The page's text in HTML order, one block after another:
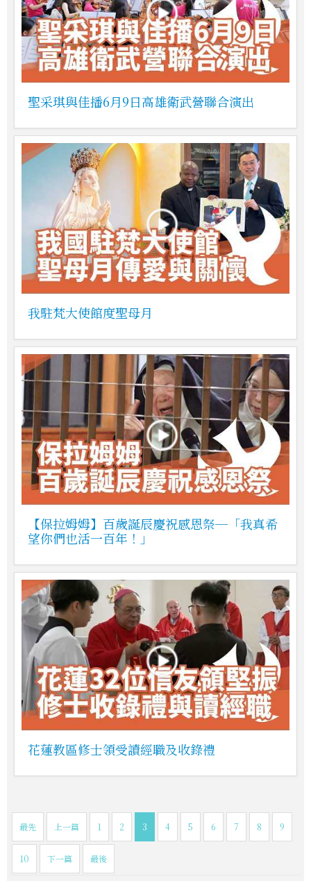
聖采琪與佳播6月9日高雄衛武營聯合演出
我駐梵大使館度聖母月
【保拉姆姆】百歲誕辰慶祝感恩祭─「我真希
望你們也活一百年！」
花蓮教區修士領受讀經職及收錄禮
最先 上一篇 1 2 3 4 5 6 7 8 9
10 下一篇 最後